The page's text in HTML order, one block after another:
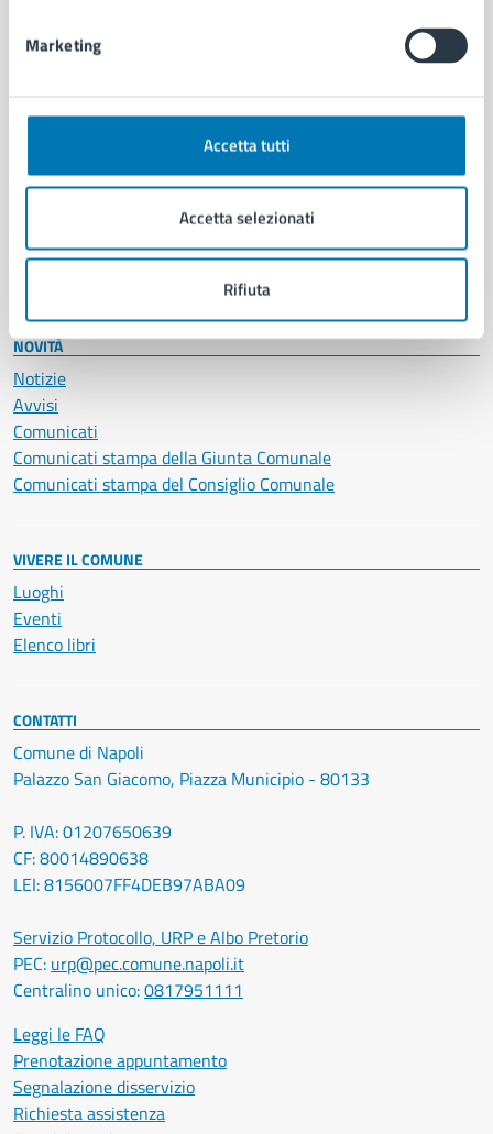
Marketing
Accetta tutti
Accetta selezionati
Rifiuta
Anagrafe e stato civile
Autorizzazioni
Documenti e certificati
Imprese e commercio
Salute, benessere e assistenza
Servizi Cimiteriali
Vita lavorativa
NOVITÀ
Notizie
Avvisi
Comunicati
Comunicati stampa della Giunta Comunale
Comunicati stampa del Consiglio Comunale
VIVERE IL COMUNE
Luoghi
Eventi
Elenco libri
CONTATTI
Comune di Napoli
Palazzo San Giacomo, Piazza Municipio - 80133
P. IVA: 01207650639
CF: 80014890638
LEI: 8156007FF4DEB97ABA09
Servizio Protocollo, URP e Albo Pretorio
PEC: urp@pec.comune.napoli.it
Centralino unico:0817951111
Leggi le FAQ
Prenotazione appuntamento
Segnalazione disservizio
Richiesta assistenza